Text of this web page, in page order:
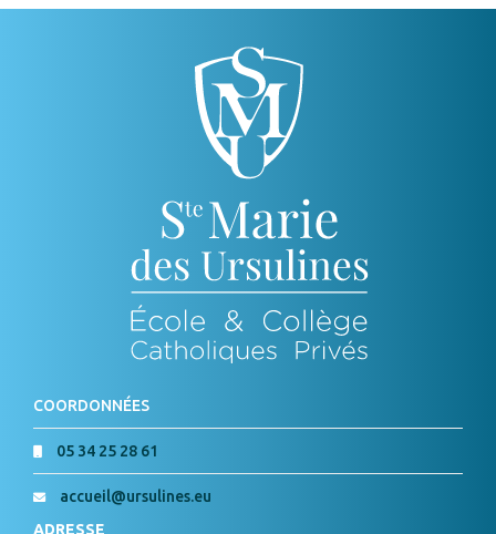
COORDONNÉES
05 34 25 28 61
accueil@ursulines.eu
ADRESSE